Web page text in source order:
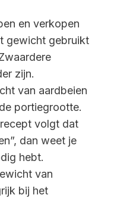
en verkopen
gewicht gebruikt
zijn.
van aardbeien
portiegrootte.
volgt dat
dan weet je
hebt.
van
bij het